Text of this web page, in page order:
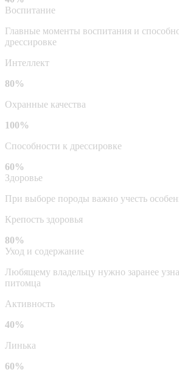
Воспитание
Главные моменты воспитания и
дрессировке
Интеллект
80%
Охранные качества
100%
Способности к дрессировке
60%
Здоровье
При выборе породы важно учесть
Крепость здоровья
80%
Уход и содержание
Любящему владельцу нужно заранее
питомца
Активность
40%
Линька
60%